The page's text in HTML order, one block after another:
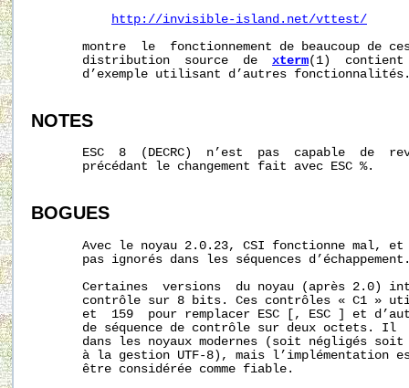
http://invisible-island.net/vttest/
montre  le  fonctionnement de beaucoup de
       distribution  source  de
xterm(1)  contient
d’exemple utilisant d’autres
NOTES
ESC  8  (DECRC)  n’est  pas  capable  de
       précédant le changement fait avec ESC %.
BOGUES
Avec le noyau 2.0.23, CSI fonctionne mal,
pas ignorés dans les séquences
Certaines  versions  du noyau (après 2.0)
contrôle sur 8 bits. Ces contrôles « C1 »
et  159  pour remplacer ESC [, ESC ] et
de séquence de contrôle sur deux octets. Il
dans les noyaux modernes (soit négligés
à la gestion UTF-8), mais l’implémentation
       être considérée comme fiable.